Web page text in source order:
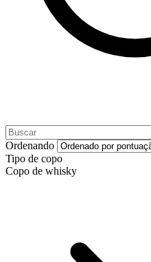
Ordenando
Tipo de copo
Copo de whisky